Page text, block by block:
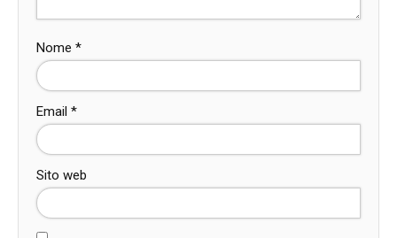
Nome *
Email *
Sito web